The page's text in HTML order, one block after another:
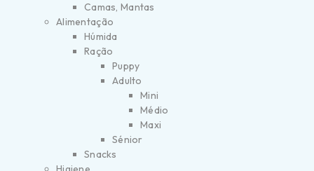
Camas, Mantas
Alimentação
Húmida
Ração
Puppy
Adulto
Mini
Médio
Maxi
Sénior
Snacks